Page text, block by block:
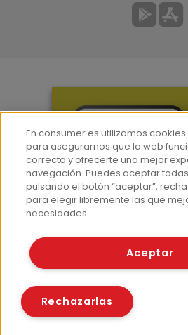
Contacto
Prensa
Corpus Lingüístico
© Fundación
Políticas de
En consumer.es utilizamos
para asegurarnos que la web
correcta y ofrecerte una mejor
navegación. Puedes aceptar
pulsando el botón “aceptar”,
para elegir libremente las que
necesidades.
Aceptar
Rechazarlas